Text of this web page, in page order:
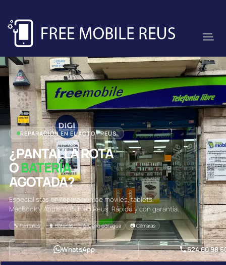
REPARACIÓN EN EL ACTO · REUS
¿PANTALLA ROTA
OBATERÍA
AGOTADA?
Especialistas en reparación de móviles, tablets,
MacBook y Apple Watch en Reus. Rápido y con garantía.
🔧 Pantallas 🔋 Baterías 💧 Daño por agua 📷 Cámaras
WhatsApp 624 60 98